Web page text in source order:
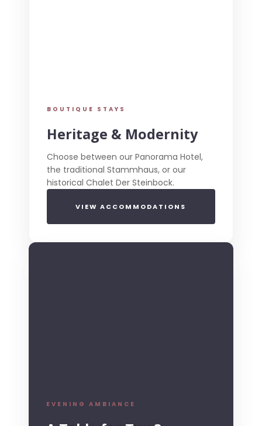
BOUTIQUE STAYS
Heritage & Modernity
Choose between our Panorama Hotel,
the traditional Stammhaus, or our
historical Chalet Der Steinbock.
VIEW ACCOMMODATIONS
EVENING AMBIANCE